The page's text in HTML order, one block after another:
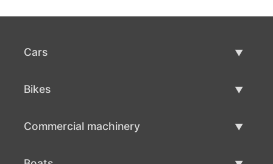
Cars
Bikes
Commercial machinery